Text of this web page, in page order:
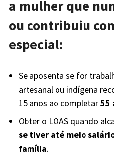
a mulher que
ou contribuiu
especial:
Se aposenta se for
artesanal ou indígena
15 anos ao completar55
Obter o LOAS quando
se tiver até meio
família.